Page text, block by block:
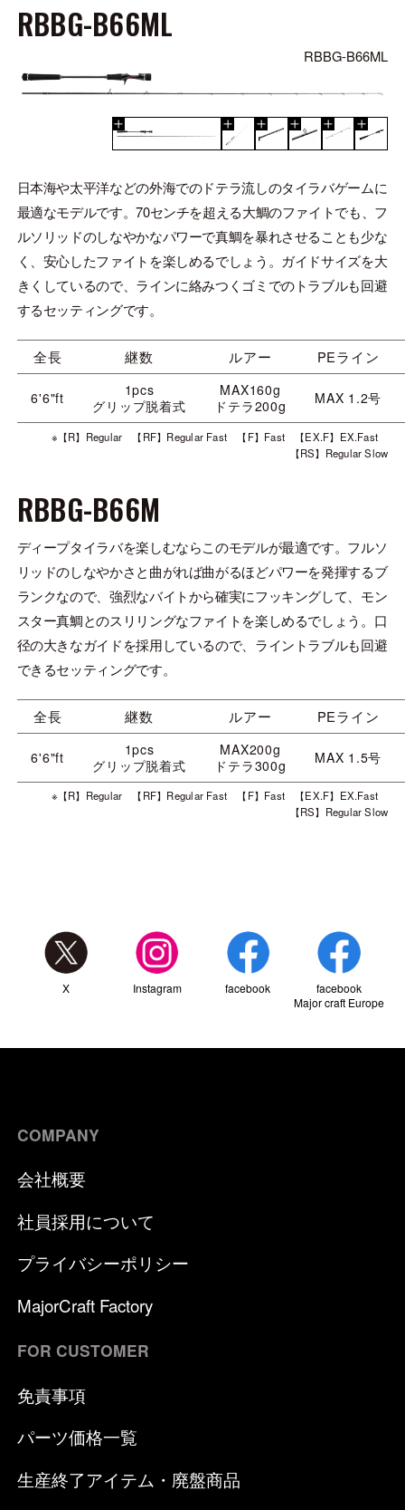
RBBG-B66ML
RBBG-B66ML
日本海や太平洋などの外海でのドテラ流しのタイラバゲームに
最適なモデルです。70センチを超える大鯛のファイトでも、フ
ルソリッドのしなやかなパワーで真鯛を暴れさせることも少な
く、安心したファイトを楽しめるでしょう。ガイドサイズを大
きくしているので、ラインに絡みつくゴミでのトラブルも回避
するセッティングです。
全長 継数 ルアー PEライン
6'6"ft
1pcs
グリップ脱着式
MAX160g
ドテラ200g
MAX 1.2号
※【R】Regular 【RF】Regular Fast 【F】Fast 【EX.F】EX.Fast
【RS】Regular Slow
RBBG-B66M
ディープタイラバを楽しむならこのモデルが最適です。フルソ
リッドのしなやかさと曲がれば曲がるほどパワーを発揮するブ
ランクなので、強烈なバイトから確実にフッキングして、モン
スター真鯛とのスリリングなファイトを楽しめるでしょう。口
径の大きなガイドを採用しているので、ライントラブルも回避
できるセッティングです。
全長 継数 ルアー PEライン
6'6"ft
1pcs
グリップ脱着式
MAX200g
ドテラ300g
MAX 1.5号
※【R】Regular 【RF】Regular Fast 【F】Fast 【EX.F】EX.Fast
【RS】Regular Slow
X Instagram facebook
facebook
Major craft Europe
COMPANY
会社概要
社員採用について
プライバシーポリシー
MajorCraft Factory
FOR CUSTOMER
免責事項
パーツ価格一覧
生産終了アイテム・廃盤商品